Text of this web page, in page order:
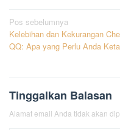
Navigasi
pos
Pos sebelumnya
Kelebihan dan Kekurangan
QQ: Apa yang Perlu Anda
Tinggalkan Balasan
Alamat email Anda tidak akan